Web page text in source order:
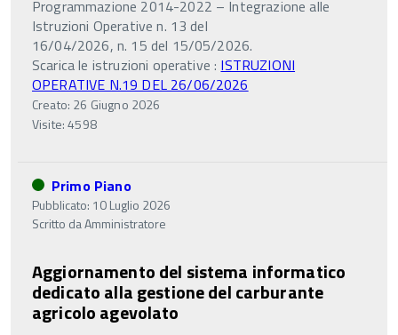
Programmazione 2014-2022 – Integrazione alle
Istruzioni Operative n. 13 del
16/04/2026, n. 15 del 15/05/2026.
Scarica le istruzioni operative : ISTRUZIONI
OPERATIVE N.19 DEL 26/06/2026
Creato: 26 Giugno 2026
Visite: 4598
Primo Piano
Pubblicato: 10 Luglio 2026
Scritto daAmministratore
Aggiornamento del sistema informatico
dedicato alla gestione del carburante
agricolo agevolato